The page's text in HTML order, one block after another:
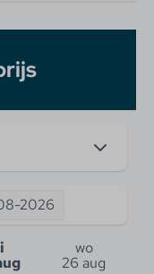
2026
wo
26 aug